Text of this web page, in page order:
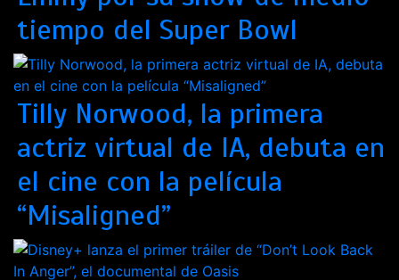
tiempo del Super Bowl
Tilly Norwood, la primera
actriz virtual de IA, debuta en
el cine con la película
“Misaligned”